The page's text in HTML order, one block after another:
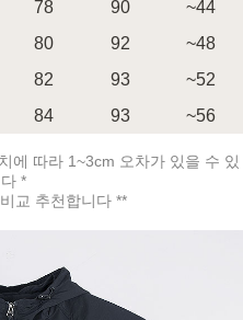
바로구매
78 90
~44
80 92
~48
82 93
~52
84 93 ~56
에 따라 1~3cm 오차가 있을 수 있
*
교 추천합니다 **